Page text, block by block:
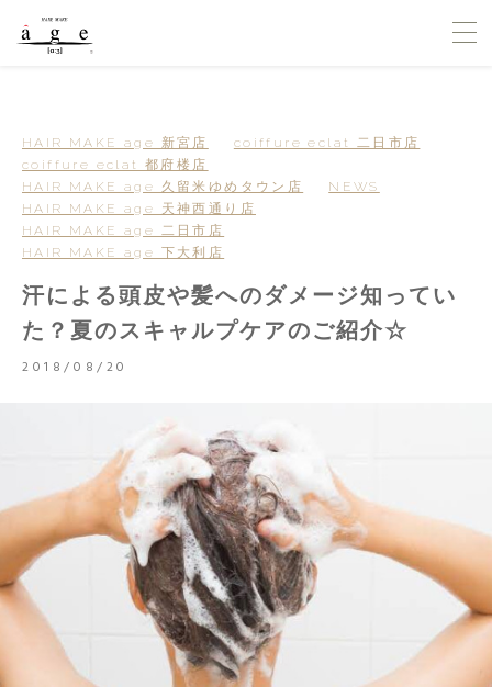
HAIR MAKE age 新宮店
coiffure eclat 二日市店
coiffure eclat 都府楼店
HAIR MAKE age 久留米ゆめタウン店
NEWS
HAIR MAKE age 天神西通り店
HAIR MAKE age 二日市店
HAIR MAKE age 下大利店
汗による頭皮や髪へのダメージ知ってい
た？夏のスキャルプケアのご紹介☆
2018/08/20